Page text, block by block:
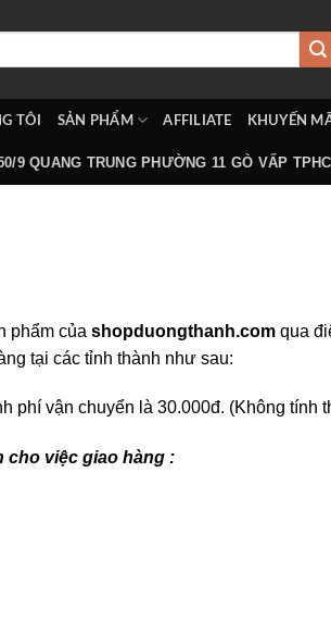
TÔI SẢN PHẨM AFFILIATE KHUYẾN
9 QUANG TRUNG PHƯỜNG 11 GÒ VẤP
phẩm của shopduongthanh.com qua
tại các tỉnh thành như sau:
vận chuyển là 30.000đ. (Không tính
cho việc giao hàng :